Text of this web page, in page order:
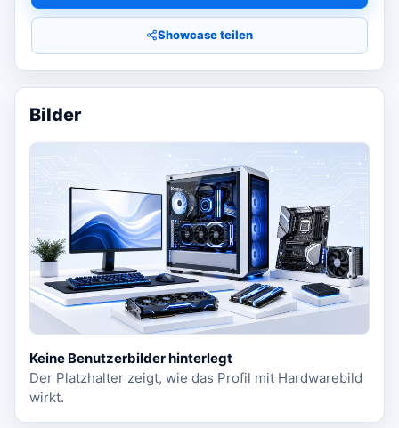
Showcase teilen
Bilder
Keine Benutzerbilder hinterlegt
Der Platzhalter zeigt, wie das Profil mit Hardwarebild
wirkt.